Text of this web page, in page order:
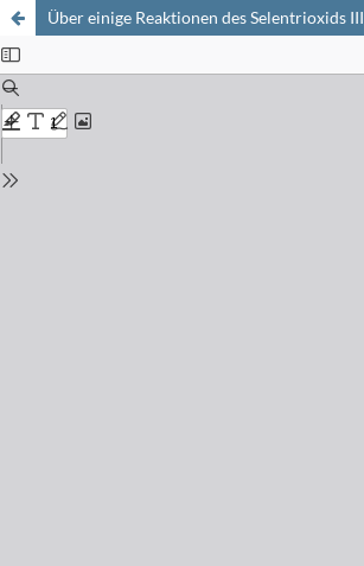
Über einige Reaktionen des Selentrioxids III